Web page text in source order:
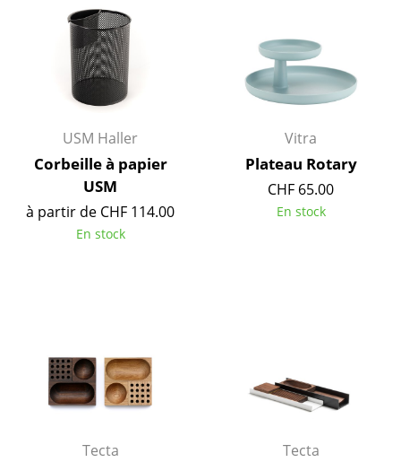
Meubles TV
Caissons roulants et Meubles d’appoint
Meubles de bar
Petits rangements
Pièces détachées
... voir tous les rangements
Lampes de bureau
Lampadaires et Liseuses
Lampes de sol
USM Haller
Corbeille à papier
USM
à partir de CHF 114.00
En stock
Vitra
Plateau Rotary
CHF 65.00
En stock
Tecta Tecta